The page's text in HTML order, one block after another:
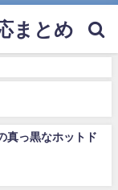
まとめ
真っ黒なホットド